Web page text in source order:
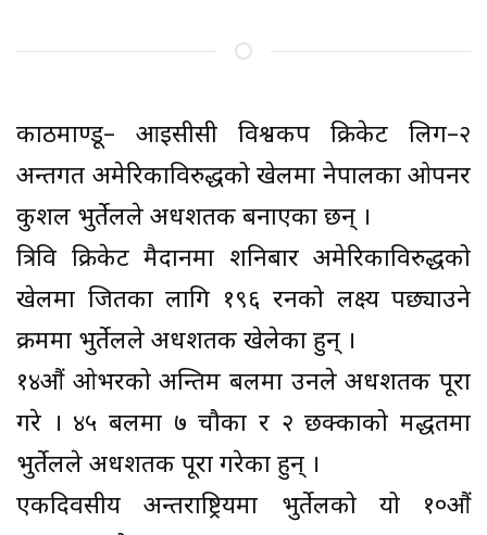
काठमाण्डू– आईसीसी विश्वकप क्रिकेट लिग–२
अन्तर्गत अमेरिकाविरुद्धको खेलमा नेपालका ओपनर
कुशल भुर्तेलले अर्धशतक बनाएका छन् ।
त्रिवि क्रिकेट मैदानमा शनिबार अमेरिकाविरुद्धको
खेलमा जितका लागि १९६ रनको लक्ष्य पछ्याउने
क्रममा भुर्तेलले अर्धशतक खेलेका हुन् ।
१४औं ओभरको अन्तिम बलमा उनले अर्धशतक पूरा
गरे । ४५ बलमा ७ चौका र २ छक्काको मद्धतमा
भुर्तेलले अर्धशतक पूरा गरेका हुन् ।
एकदिवसीय अन्तर्राष्ट्रियमा भुर्तेलको यो १०औं